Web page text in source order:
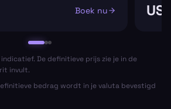
Boek nu
De definitieve prijs zie je in de
invult.
bedrag wordt in je valuta bevestigd